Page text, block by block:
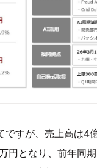
ですが、売上高は4
円となり、前年同